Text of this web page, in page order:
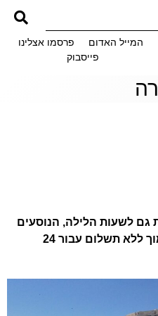
המייל האדום
פרסמו אצלינו
פייסבוק
לשעות הלילה, הנוסעים
יהיו זכאים להחנות בחניון הסמוך ללא תשלום עבור 24